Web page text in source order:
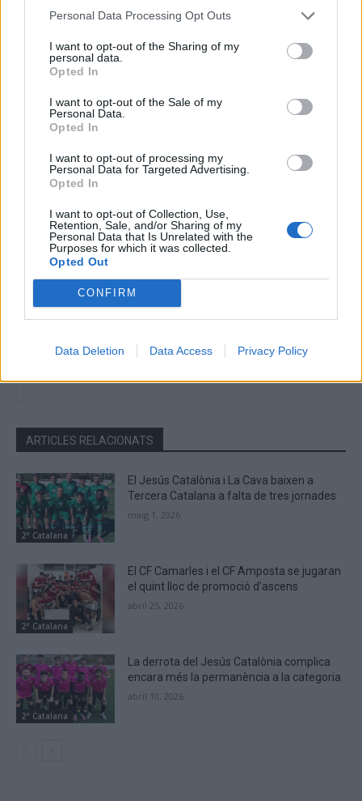
Personal Data Processing Opt Outs
I want to opt-out of the Sharing of my
personal data.
Opted In
I want to opt-out of the Sale of my
Personal Data.
Opted In
I want to opt-out of processing my
Personal Data for Targeted Advertising.
Opted In
I want to opt-out of Collection, Use,
Retention, Sale, and/or Sharing of my
Personal Data that Is Unrelated with the
Purposes for which it was collected.
Opted Out
CONFIRM
Data Deletion Data Access Privacy Policy
Article anterior
Ascó com a local per trencar
la mala ratxa
continua allargant la ratxa
ARTICLES RELACIONATS
2ª Catalana
El Jesús Catalònia i La Cava baixen a
Tercera Catalana a falta de tres jornades
maig 1, 2026
2ª Catalana
El CF Camarles i el CF Amposta se jugaran
el quint lloc de promoció d’ascens
abril 25, 2026
2ª Catalana
La derrota del Jesús Catalònia complica
encara més la permanència a la categoria
abril 10, 2026